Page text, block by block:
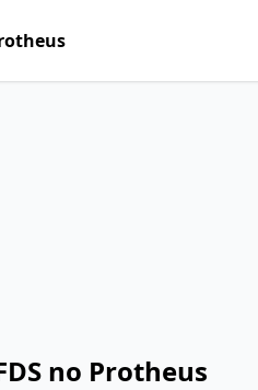
no Protheus